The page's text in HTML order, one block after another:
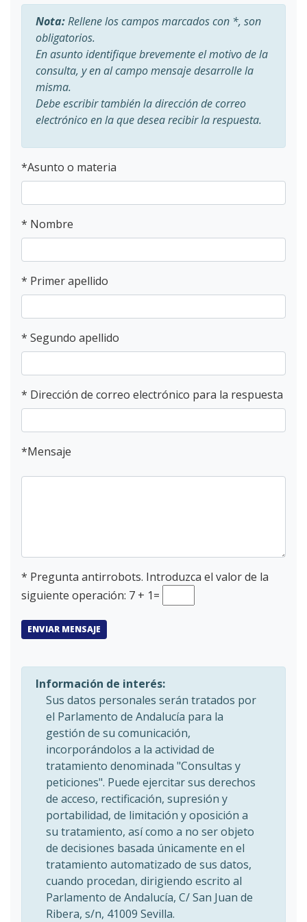
Nota:Rellene los campos marcados con *, son
obligatorios.
En asunto identifique brevemente el motivo de la
consulta, y en al campo mensaje desarrolle la
misma.
Debe escribir también la dirección de correo
electrónico en la que desea recibir la respuesta.
*Asunto o materia
* Nombre
* Primer apellido
* Segundo apellido
* Dirección de correo electrónico para la respuesta
*Mensaje
* Pregunta antirrobots. Introduzca el valor de la
siguiente operación: 7 + 1=
ENVIAR MENSAJE
Información de interés:
Sus datos personales serán tratados por
el Parlamento de Andalucía para la
gestión de su comunicación,
incorporándolos a la actividad de
tratamiento denominada "Consultas y
peticiones". Puede ejercitar sus derechos
de acceso, rectificación, supresión y
portabilidad, de limitación y oposición a
su tratamiento, así como a no ser objeto
de decisiones basada únicamente en el
tratamiento automatizado de sus datos,
cuando procedan, dirigiendo escrito al
Parlamento de Andalucía, C/ San Juan de
Ribera, s/n, 41009 Sevilla.